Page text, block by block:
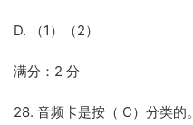
D. （1）（2）
满分：2 分
28. 音频卡是按（ C）分类的。